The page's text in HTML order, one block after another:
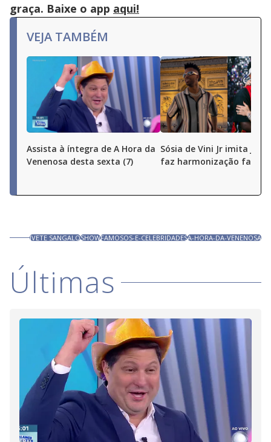
graça. Baixe o app aqui!
VEJA TAMBÉM
Assista à íntegra de A Hora da
Venenosa desta sexta (7)
Sósia de Vini Jr imita
faz harmonização facial
IVETE SANGALOSHOWFAMOSOS-E-CELEBRIDADESA-HORA-DA-VENENOSA
Últimas